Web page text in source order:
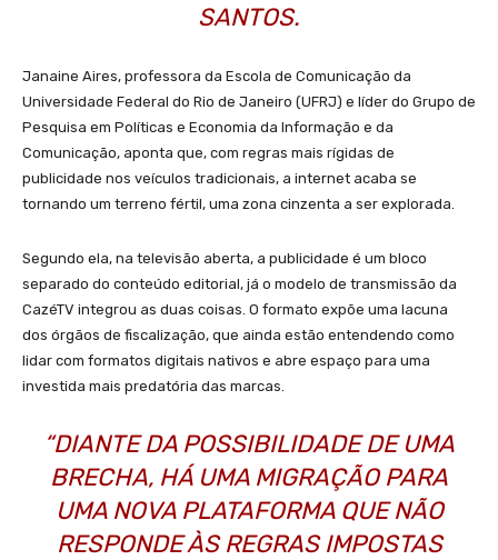
SANTOS.
Janaine Aires, professora da Escola de Comunicação da
Universidade Federal do Rio de Janeiro (UFRJ) e líder do Grupo de
Pesquisa em Políticas e Economia da Informação e da
Comunicação, aponta que, com regras mais rígidas de
publicidade nos veículos tradicionais, a internet acaba se
tornando um terreno fértil, uma zona cinzenta a ser explorada.
Segundo ela, na televisão aberta, a publicidade é um bloco
separado do conteúdo editorial, já o modelo de transmissão da
CazéTV integrou as duas coisas. O formato expõe uma lacuna
dos órgãos de fiscalização, que ainda estão entendendo como
lidar com formatos digitais nativos e abre espaço para uma
investida mais predatória das marcas.
“DIANTE DA POSSIBILIDADE DE UMA
BRECHA, HÁ UMA MIGRAÇÃO PARA
UMA NOVA PLATAFORMA QUE NÃO
RESPONDE ÀS REGRAS IMPOSTAS